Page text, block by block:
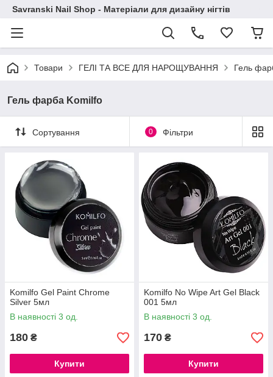
Savranski Nail Shop - Матеріали для дизайну нігтів
Товари ГЕЛІ ТА ВСЕ ДЛЯ НАРОЩУВАННЯ Гель
Гель фарба Komilfo
Сортування 0 Фільтри
Komilfo Gel Paint Chrome
Silver 5мл
В наявності 3 од.
180 ₴
Купити
Komilfo No Wipe Art Gel Black
001 5мл
В наявності 3 од.
170 ₴
Купити